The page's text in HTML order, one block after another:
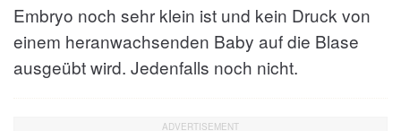
Embryo noch sehr klein ist und kein Druck von
einem heranwachsenden Baby auf die Blase
ausgeübt wird. Jedenfalls noch nicht.